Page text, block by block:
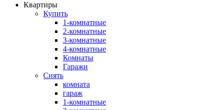
Квартиры
Купить
1-комнатные
2-комнатные
3-комнатные
4-комнатные
Комнаты
Гаражи
Снять
комната
гараж
1-комнатные